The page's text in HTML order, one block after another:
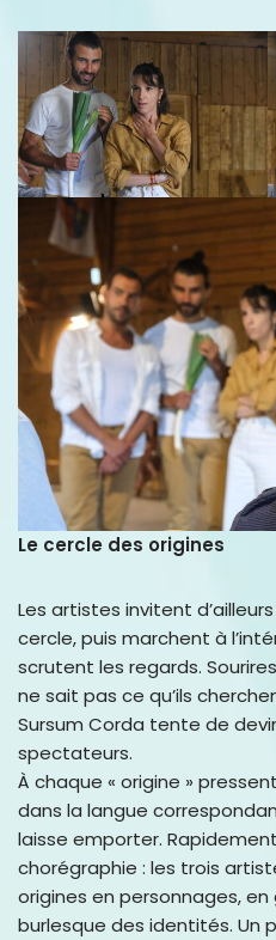
Le cercle des origines
Les artistes invitent
cercle, puis marchent à
scrutent les regards.
ne sait pas ce qu’ils
Sursum Corda tente de
spectateurs.
À chaque « origine »
dans la langue
laisse emporter.
chorégraphie : les trois
origines en personnages,
burlesque des identités. Un